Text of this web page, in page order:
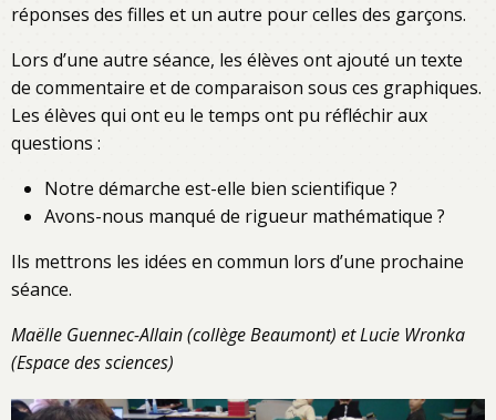
réponses des filles et un autre pour celles des garçons.
Lors d’une autre séance, les élèves ont ajouté un texte
de commentaire et de comparaison sous ces graphiques.
Les élèves qui ont eu le temps ont pu réfléchir aux
questions :
Notre démarche est-elle bien scientifique ?
Avons-nous manqué de rigueur mathématique ?
Ils mettrons les idées en commun lors d’une prochaine
séance.
Maëlle Guennec-Allain (collège Beaumont) et Lucie Wronka
(Espace des sciences)